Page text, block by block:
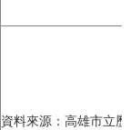
資料來源：高雄市立